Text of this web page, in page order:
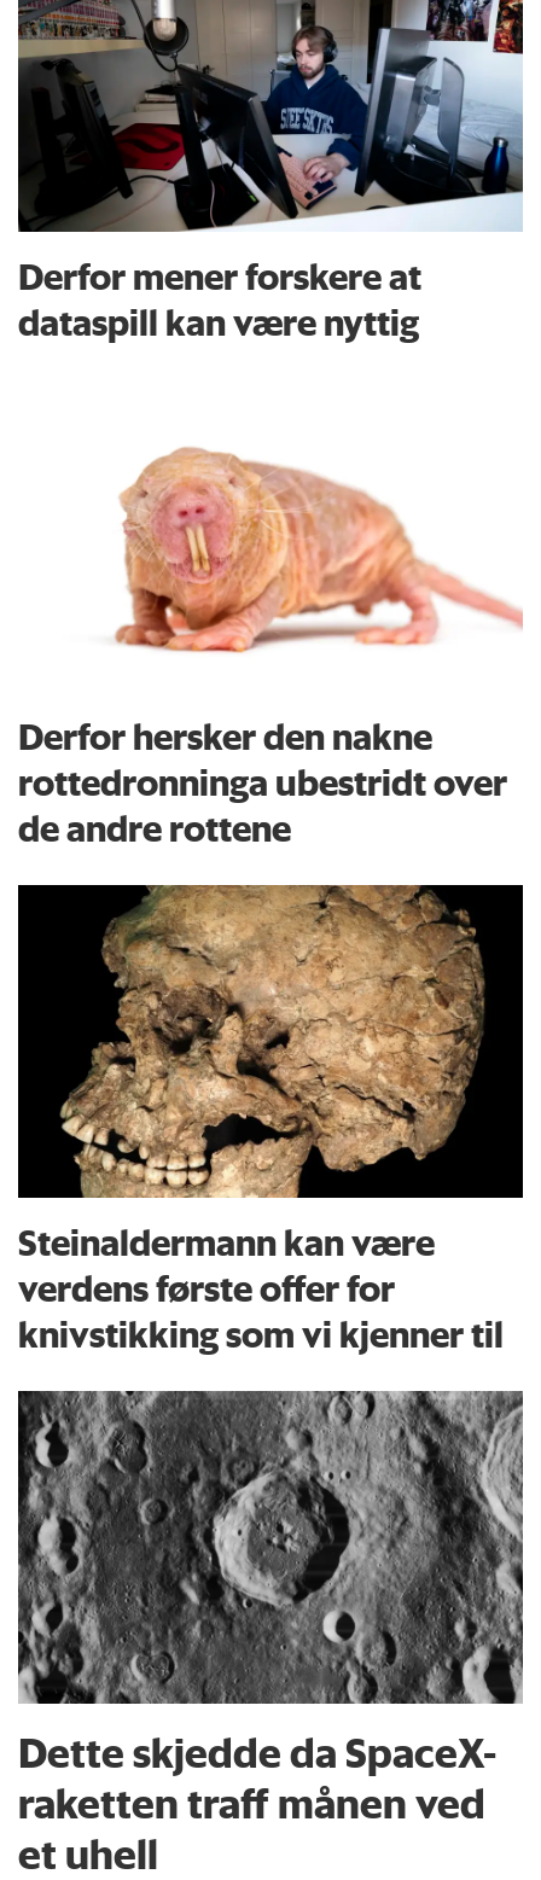
Derfor mener forskere at
dataspill kan være nyttig
Derfor hersker den nakne
rottedronninga ubestridt over
de andre rottene
Steinaldermann kan være
verdens første offer for
knivstikking som vi kjenner til
Dette skjedde da SpaceX-
raketten traff månen ved
et uhell